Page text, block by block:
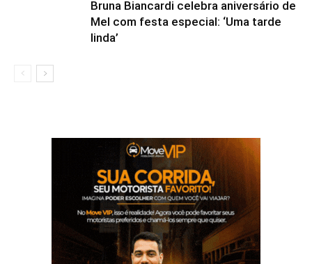
Bruna Biancardi celebra aniversário de
Mel com festa especial: ‘Uma tarde
linda’